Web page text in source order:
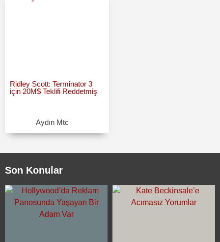
Ridley Scott: Terminator 3
için 20M$ Teklifi Reddetmiş
Aydın Mtc
Son Konular